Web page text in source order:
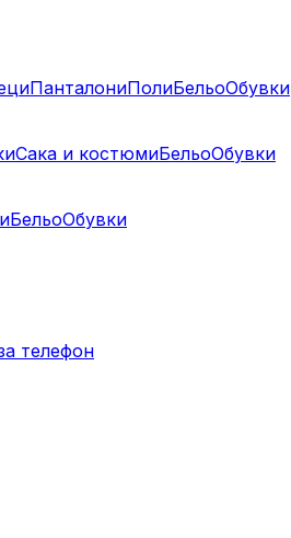
ПанталониПолиБельоОбувки
Сака и костюмиБельоОбувки
БельоОбувки
телефон